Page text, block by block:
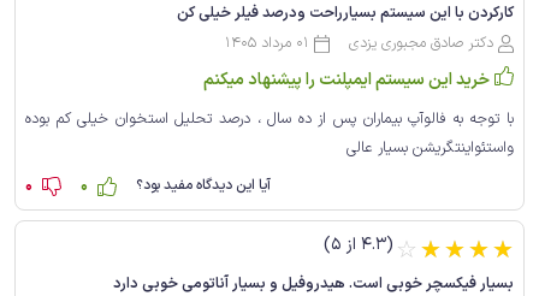
کارکردن با این سیستم بسیارراحت ودرصد فیلر خیلی کن
دکتر صادق مجبوری یزدی
01 مرداد 1405
خرید این سیستم ایمپلنت را پیشنهاد میکنم
با توجه به فالوآپ بیماران پس از ده سال ، درصد تحلیل استخوان خیلی کم بوده
واستئواینتگریشن بسیار عالی
آیا این دیدگاه مفید بود؟ 0
0
(4.3 از 5) ☆☆☆☆☆
بسیار فیکسچر خوبی است. هیدروفیل و بسیار آناتومی خوبی دارد